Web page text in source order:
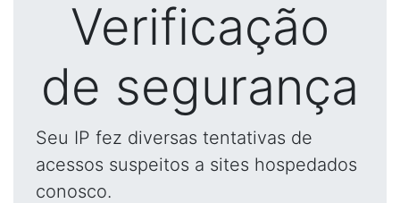
Verificação
de segurança
Seu IP fez diversas tentativas de
acessos suspeitos a sites hospedados
conosco.